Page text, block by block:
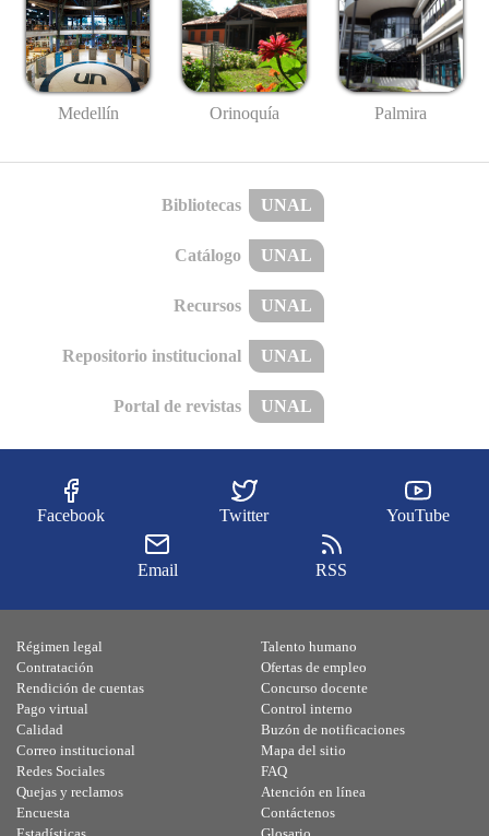
Medellín Orinoquía Palmira
Bibliotecas UNAL
Catálogo UNAL
Recursos UNAL
Repositorio institucional UNAL
Portal de revistas UNAL
Facebook Twitter YouTube
Email RSS
Régimen legal
Contratación
Rendición de cuentas
Pago virtual
Calidad
Talento humano
Ofertas de empleo
Concurso docente
Control interno
Buzón de notificaciones
Correo institucional
Redes Sociales
Quejas y reclamos
Encuesta
Mapa del sitio
FAQ
Atención en línea
Contáctenos